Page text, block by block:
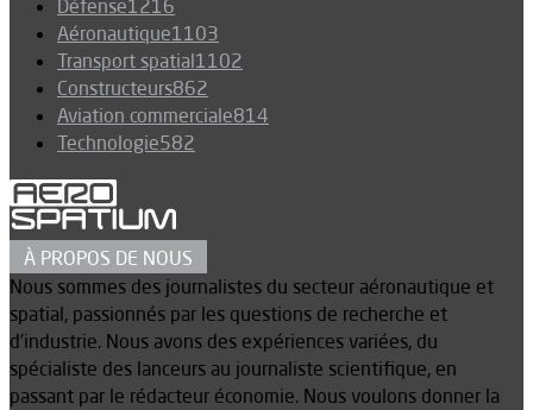
Défense1216
Aéronautique1103
Transport spatial1102
Constructeurs862
Aviation commerciale814
Technologie582
À PROPOS DE NOUS
Nous sommes des journalistes du secteur aéronautique et
spatial, passionnés par les questions de recherche et
d’industrie. Nous avons des expériences variées, du
spécialiste des lanceurs au journaliste scientifique, en
passant par le rédacteur économie. Nous voulons donner la